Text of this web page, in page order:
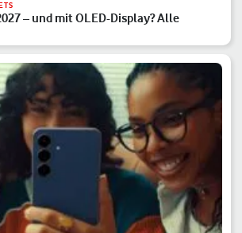
– und mit OLED-Display? Alle